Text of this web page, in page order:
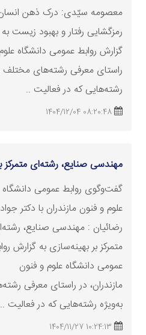
معصومه سیّدی: درک ذهن
رمزگشایی رفتار و بهبود زیست به
گزارش روابط عمومی دانشگاه
راستای معرفی رشته‌های مختلف
رشته‌هایی که در فعالیت‌ ..
08:20:48 1404/12/04
مهندسی صنایع، رشته‌ای متمرکز
گفت‌وگوی روابط عمومی دانشگاه
علوم و فنون مازندران با دکتر جواد
رضائیان : مهندسی صنایع،
متمرکز بر بهینه‌سازی به گزارش
عمومی دانشگاه علوم و فنون
مازندران، در راستای معرفی
به‌ویژه رشته‌هایی که در فعالیت ..
10:24:13 1404/11/27